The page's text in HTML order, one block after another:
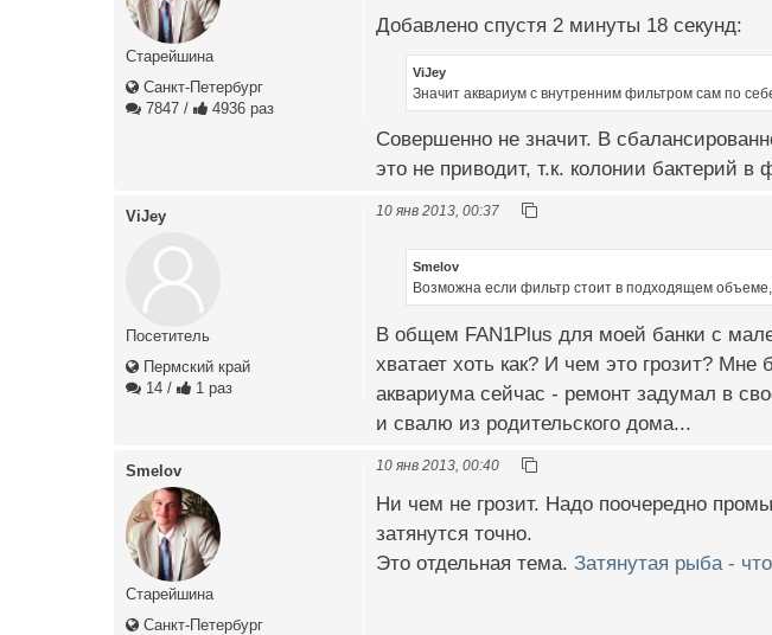
Старейшина
Санкт-Петербург
7847 / 4936 раз
Добавлено спустя 2 минуты 18 секунд:
ViJey
Значит аквариум с внутренним фильтром сам по
Совершенно не значит. В
это не приводит, т.к. колонии бактерий в
ViJey
Посетитель
Пермский край
14 / 1 раз
10 янв 2013, 00:37
Smelov
Возможна если фильтр стоит в подходящем
В общем FAN1Plus для моей банки с
хватает хоть как? И чем это грозит?
аквариума сейчас - ремонт задумал в
и свалю из родительского дома...
Smelov
Старейшина
Санкт-Петербург
10 янв 2013, 00:40
Ни чем не грозит. Надо поочередно
затянутся точно.
Это отдельная тема. Затянутая рыба -